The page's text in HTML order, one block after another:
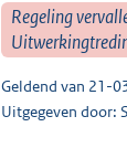
Regeling
Geldend van 21-
Uitgegeven door: